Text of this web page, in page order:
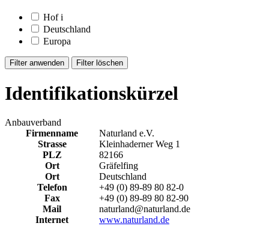
Hof i
Deutschland
Europa
Identifikationskürzel
Anbauverband
Firmenname
Naturland e.V.
Strasse
Kleinhaderner Weg 1
PLZ
82166
Ort
Gräfelfing
Ort
Deutschland
Telefon
+49 (0) 89-89 80 82-0
Fax
+49 (0) 89-89 80 82-90
Mail
naturland@naturland.de
Internet
www.naturland.de